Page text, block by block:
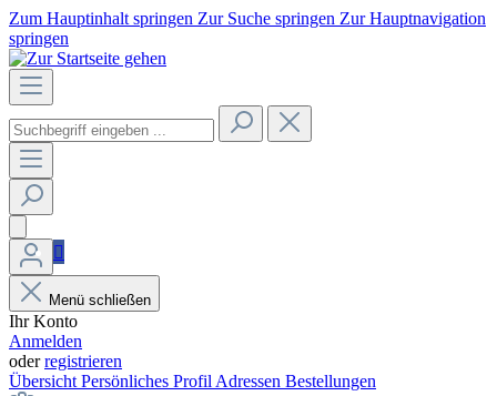
Zum Hauptinhalt springen Zur Suche springen Zur Hauptnavigation
springen
Menü schließen
Ihr Konto
Anmelden
oderregistrieren
Übersicht Persönliches Profil Adressen Bestellungen